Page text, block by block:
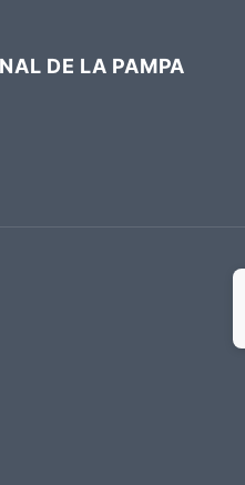
DE LA PAMPA